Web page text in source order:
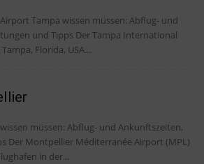
Tampa wissen müssen: Abflug- und
Der Tampa International
Florida, USA....
in der...